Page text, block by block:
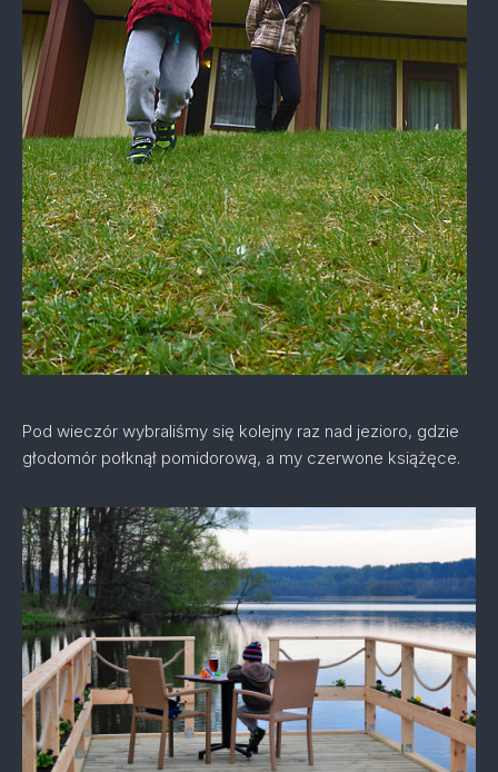
Pod wieczór wybraliśmy się kolejny raz nad jezioro, gdzie
głodomór połknął pomidorową, a my czerwone książęce.